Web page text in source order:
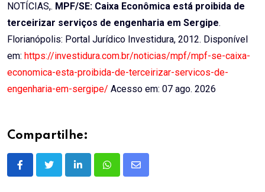
NOTÍCIAS,. MPF/SE: Caixa Econômica está proibida de
terceirizar serviços de engenharia em Sergipe.
Florianópolis: Portal Jurídico Investidura, 2012. Disponível
em: https://investidura.com.br/noticias/mpf/mpf-se-caixa-
economica-esta-proibida-de-terceirizar-servicos-de-
engenharia-em-sergipe/ Acesso em: 07 ago. 2026
Compartilhe:
LinkedInWhatsappShare